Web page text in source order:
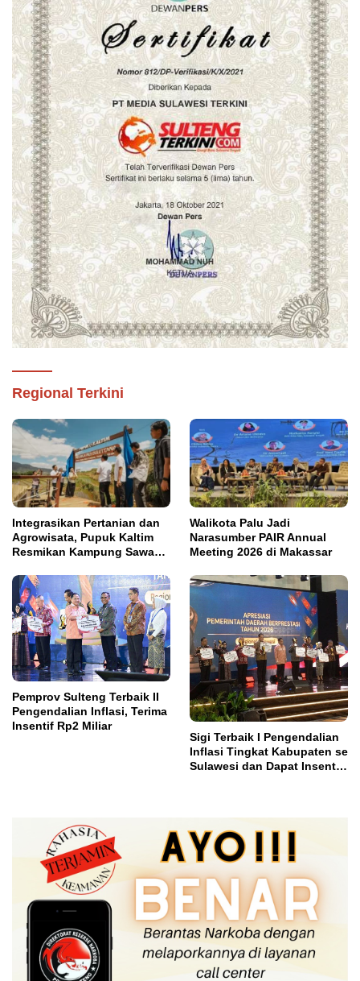
Regional Terkini
Integrasikan Pertanian dan
Agrowisata, Pupuk Kaltim
Resmikan Kampung Sawah
Walikota Palu Jadi
Narasumber PAIR Annual
Meeting 2026 di Makassar
Pemprov Sulteng Terbaik II
Pengendalian Inflasi, Terima
Insentif Rp2 Miliar
Sigi Terbaik I Pengendalian
Inflasi Tingkat Kabupaten se
Sulawesi dan Dapat Insentif